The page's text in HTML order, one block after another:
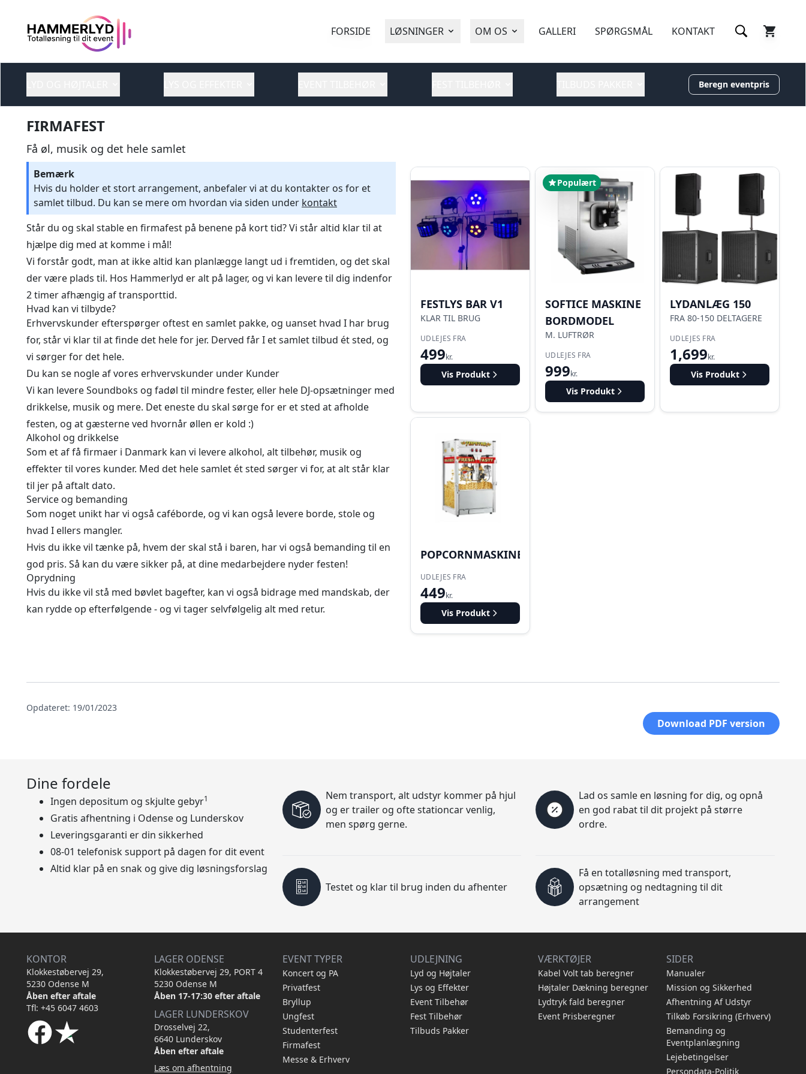
FORSIDE LØSNINGER OM OS GALLERI SPØRGSMÅL KONTAKT
Beregn eventpris
FIRMAFEST
Få øl, musik og det hele samlet
Bemærk
Hvis du holder et stort arrangement, anbefaler vi at du kontakter os for et
samlet tilbud. Du kan se mere om hvordan via siden under kontakt
Står du og skal stable en firmafest på benene på kort tid? Vi står altid klar til at
hjælpe dig med at komme i mål!
Vi forstår godt, man at ikke altid kan planlægge langt ud i fremtiden, og det skal
der være plads til. Hos Hammerlyd er alt på lager, og vi kan levere til dig indenfor
2 timer afhængig af transporttid.
Hvad kan vi tilbyde?
Erhvervskunder efterspørger oftest en samlet pakke, og uanset hvad I har brug
for, står vi klar til at finde det hele for jer. Derved får I et samlet tilbud ét sted, og
vi sørger for det hele.
Du kan se nogle af vores erhvervskunder under Kunder
Vi kan levere Soundboks og fadøl til mindre fester, eller hele DJ-opsætninger med
drikkelse, musik og mere. Det eneste du skal sørge for er et sted at afholde
festen, og at gæsterne ved hvornår øllen er kold :)
Alkohol og drikkelse
Som et af få firmaer i Danmark kan vi levere alkohol, alt tilbehør, musik og
effekter til vores kunder. Med det hele samlet ét sted sørger vi for, at alt står klar
til jer på aftalt dato.
Service og bemanding
Som noget unikt har vi også caféborde, og vi kan også levere borde, stole og
hvad I ellers mangler.
Hvis du ikke vil tænke på, hvem der skal stå i baren, har vi også bemanding til en
god pris. Så kan du være sikker på, at dine medarbejdere nyder festen!
Oprydning
Hvis du ikke vil stå med bøvlet bagefter, kan vi også bidrage med mandskab, der
kan rydde op efterfølgende - og vi tager selvfølgelig alt med retur.
FESTLYS BAR V1
KLAR TIL BRUG
UDLEJES FRA
499kr.
Vis Produkt
Populært
SOFTICE MASKINE
BORDMODEL
M. LUFTRØR
UDLEJES FRA
999kr.
Vis Produkt
LYDANLÆG 150
FRA 80-150 DELTAGERE
UDLEJES FRA
1,699kr.
Vis Produkt
POPCORNMASKINE
UDLEJES FRA
449kr.
Vis Produkt
Opdateret: 19/01/2023
Download PDF version
Dine fordele
Ingen depositum og skjulte gebyr1
Gratis afhentning i Odense og Lunderskov
Leveringsgaranti er din sikkerhed
08-01 telefonisk support på dagen for dit event
Altid klar på en snak og give dig løsningsforslag
Nem transport, alt udstyr kommer på hjul
og er trailer og ofte stationcar venlig,
men spørg gerne.
Lad os samle en løsning for dig, og opnå
en god rabat til dit projekt på større
ordre.
Testet og klar til brug inden du afhenter
Få en totalløsning med transport,
opsætning og nedtagning til dit
arrangement
KONTOR
Klokkestøbervej 29,
5230 Odense M
Åben efter aftale
Tfl: +45 6047 4603
LAGER ODENSE
Klokkestøbervej 29, PORT 4
5230 Odense M
Åben 17-17:30 efter aftale
LAGER LUNDERSKOV
Drosselvej 22,
6640 Lunderskov
Åben efter aftale
Læs om afhentning
EVENT TYPER
Koncert og PA
Privatfest
Bryllup
Ungfest
Studenterfest
Firmafest
Messe & Erhverv
UDLEJNING
Lyd og Højtaler
Lys og Effekter
Event Tilbehør
Fest Tilbehør
Tilbuds Pakker
VÆRKTØJER
Kabel Volt tab beregner
Højtaler Dækning beregner
Lydtryk fald beregner
Event Prisberegner
SIDER
Manualer
Mission og Sikkerhed
Afhentning Af Udstyr
Tilkøb Forsikring (Erhverv)
Bemanding og
Eventplanlægning
Lejebetingelser
Persondata-Politik